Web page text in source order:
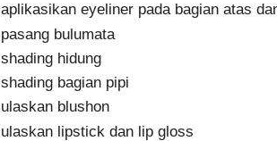
aplikasikan eyeliner pada bagian atas
pasang bulumata
shading hidung
shading bagian pipi
ulaskan blushon
ulaskan lipstick dan lip gloss